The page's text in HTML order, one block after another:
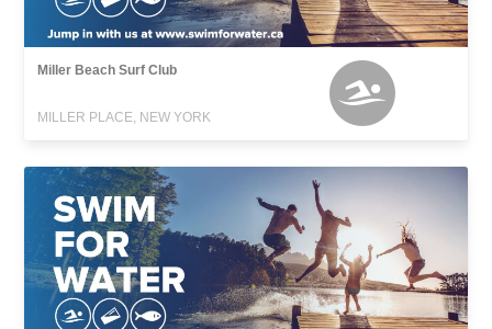
Miller Beach Surf Club
MILLER PLACE, NEW YORK